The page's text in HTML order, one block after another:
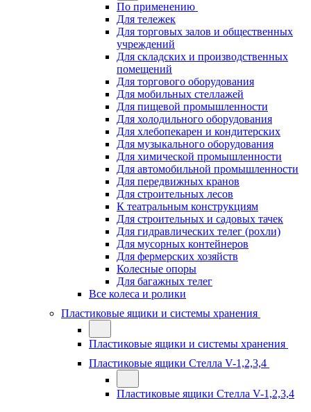
По применению
Для тележек
Для торговых залов и общественных
учреждений
Для складских и производственных
помещений
Для торгового оборудования
Для мобильных стеллажей
Для пищевой промышленности
Для холодильного оборудования
Для хлебопекарен и кондитерских
Для музыкального оборудования
Для химической промышленности
Для автомобильной промышленности
Для передвижных кранов
Для строительных лесов
К театральным конструкциям
Для строительных и садовых тачек
Для гидравлических телег (рохли)
Для мусорных контейнеров
Для фермерских хозяйств
Колесные опоры
Для багажных телег
Все колеса и ролики
Пластиковые ящики и системы хранения
Пластиковые ящики и системы хранения
Пластиковые ящики Стелла V-1,2,3,4
Пластиковые ящики Стелла V-1,2,3,4